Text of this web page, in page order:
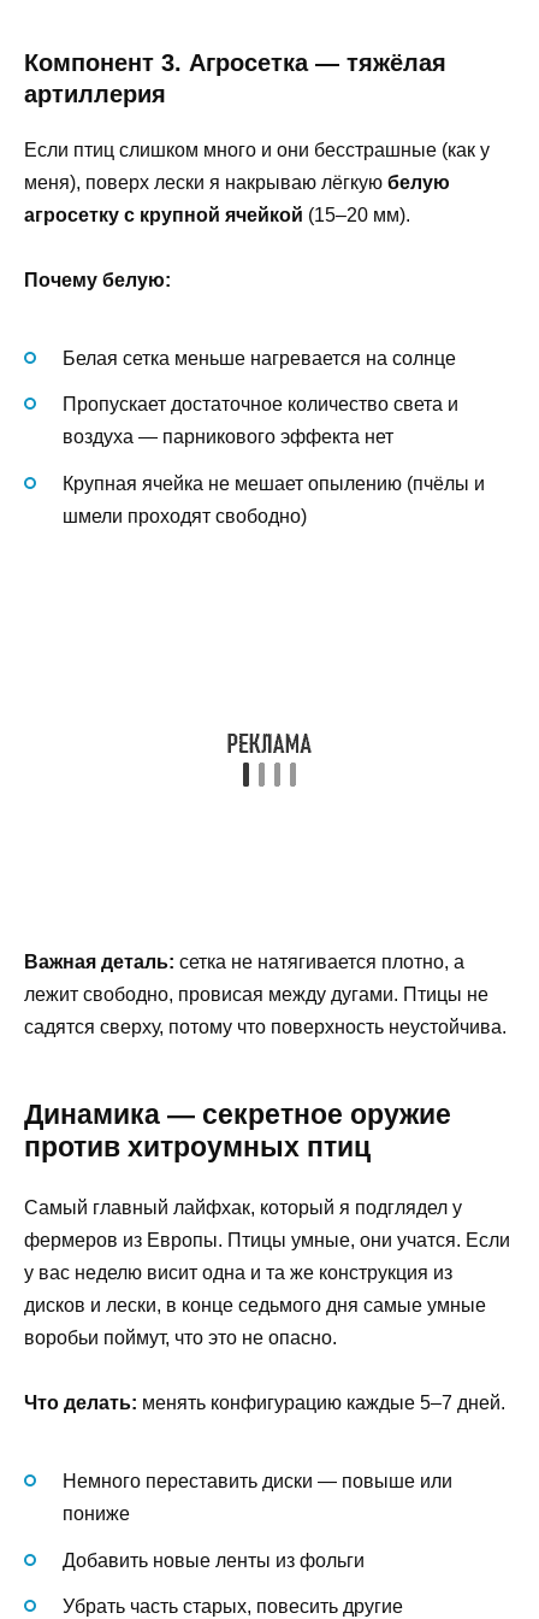
Компонент 3. Агросетка — тяжёлая
артиллерия
Если птиц слишком много и они бесстрашные (как у
меня), поверх лески я накрываю лёгкую белую
агросетку с крупной ячейкой (15–20 мм).
Почему белую:
Белая сетка меньше нагревается на солнце
Пропускает достаточное количество света и
воздуха — парникового эффекта нет
Крупная ячейка не мешает опылению (пчёлы и
шмели проходят свободно)
Важная деталь: сетка не натягивается плотно, а
лежит свободно, провисая между дугами. Птицы не
садятся сверху, потому что поверхность неустойчива.
Динамика — секретное оружие
против хитроумных птиц
Самый главный лайфхак, который я подглядел у
фермеров из Европы. Птицы умные, они учатся. Если
у вас неделю висит одна и та же конструкция из
дисков и лески, в конце седьмого дня самые умные
воробьи поймут, что это не опасно.
Что делать: менять конфигурацию каждые 5–7 дней.
Немного переставить диски — повыше или
пониже
Добавить новые ленты из фольги
Убрать часть старых, повесить другие